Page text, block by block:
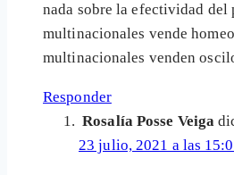
nada sobre la efectividad
multinacionales vende
multinacionales venden
Responder
Rosalía Posse Veiga
23 julio, 2021 a las